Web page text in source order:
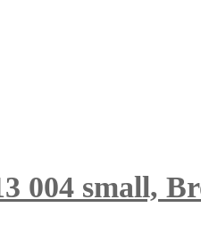
004 small,